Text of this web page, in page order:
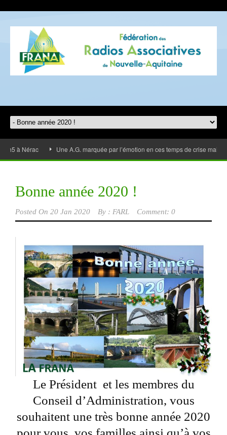
à Nérac Une A.G. marquée par l’émotion en ces temps de crise mais les
Bonne année 2020 !
Posted On 20 Jan 2020 By : FARL Comment: 0
Le Président et les membres du
Conseil d’Administration, vous
souhaitent une très bonne année 2020